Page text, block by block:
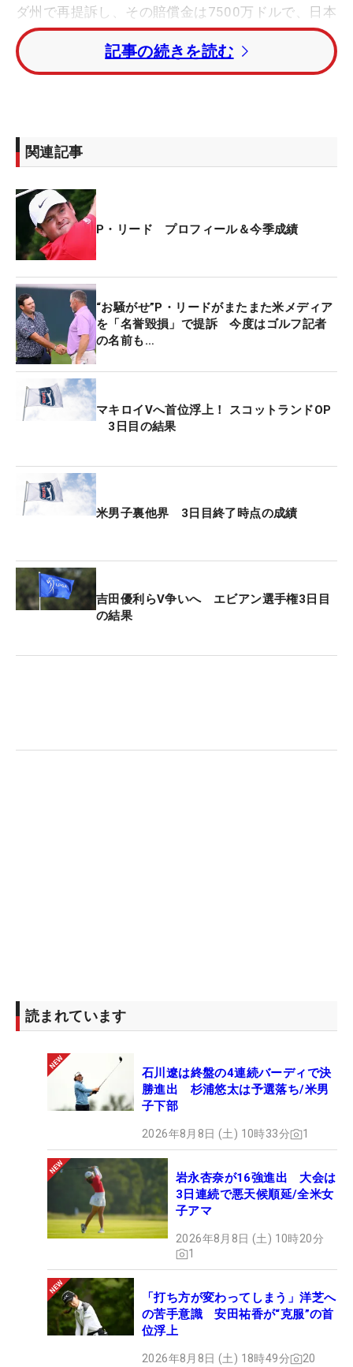
ダ州で再提訴し、その賠償金は7500万ドルで、日本
円に換算すると約110億円超えというもの。そのな
かには米国でトーナメントを放映するゴルフチャン
ネルの出演者、デイモン・ハック氏など複数名の個
しかし同年にティモシー・コリガン連邦地裁判事は
訴えを却下。名誉を毀損したとされるものにはLIV
ものではないとされた。リードは過去にルール違反
などの疑惑が報じられたため「リードが『チータ
ー』（ズルをする選手）であると多くの人々に誤っ
し、「スポンサー契約などで本来得られるべき報酬
が得られなかった」と賠償を求めていた。
しかし米国第11区控訴裁判所は「オーガスタ州立大
のチームメイトが彼をチームから外した後、リード
のコーチが彼を2試合の出場停止処分にしたなど、
記事には真実が含まれている」と指摘。「イメージ
「従って、リードからの名誉棄損の請求はすべて失
当であり、すべての被告に対する各名誉棄損の請求
え”を出した。さて、この結論に“不服”を申し立てる
ことはあるのか？（文・武川玲子＝米国在住）
記事の続きを読む
関連記事
P・リード プロフィール＆今季成績
“お騒がせ”P・リードがまたまた米メディア
を「名誉毀損」で提訴 今度はゴルフ記者
の名前も…
マキロイVへ首位浮上！ スコットランドOP
3日目の結果
米男子裏他界 3日目終了時点の成績
吉田優利らV争いへ エビアン選手権3日目
の結果
読まれています
石川遼は終盤の4連続バーディで決
勝進出 杉浦悠太は予選落ち/米男
子下部
2026年8月8日 (土) 10時33分 1
岩永杏奈が16強進出 大会は
3日連続で悪天候順延/全米女
子アマ
2026年8月8日 (土) 10時20分
1
「打ち方が変わってしまう」洋芝へ
の苦手意識 安田祐香が“克服”の首
位浮上
2026年8月8日 (土) 18時49分 20